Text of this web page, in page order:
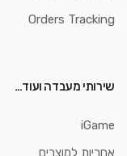
Orders Tracking
שירותי מעבדה ועוד…
iGame
אחריות למוצרים